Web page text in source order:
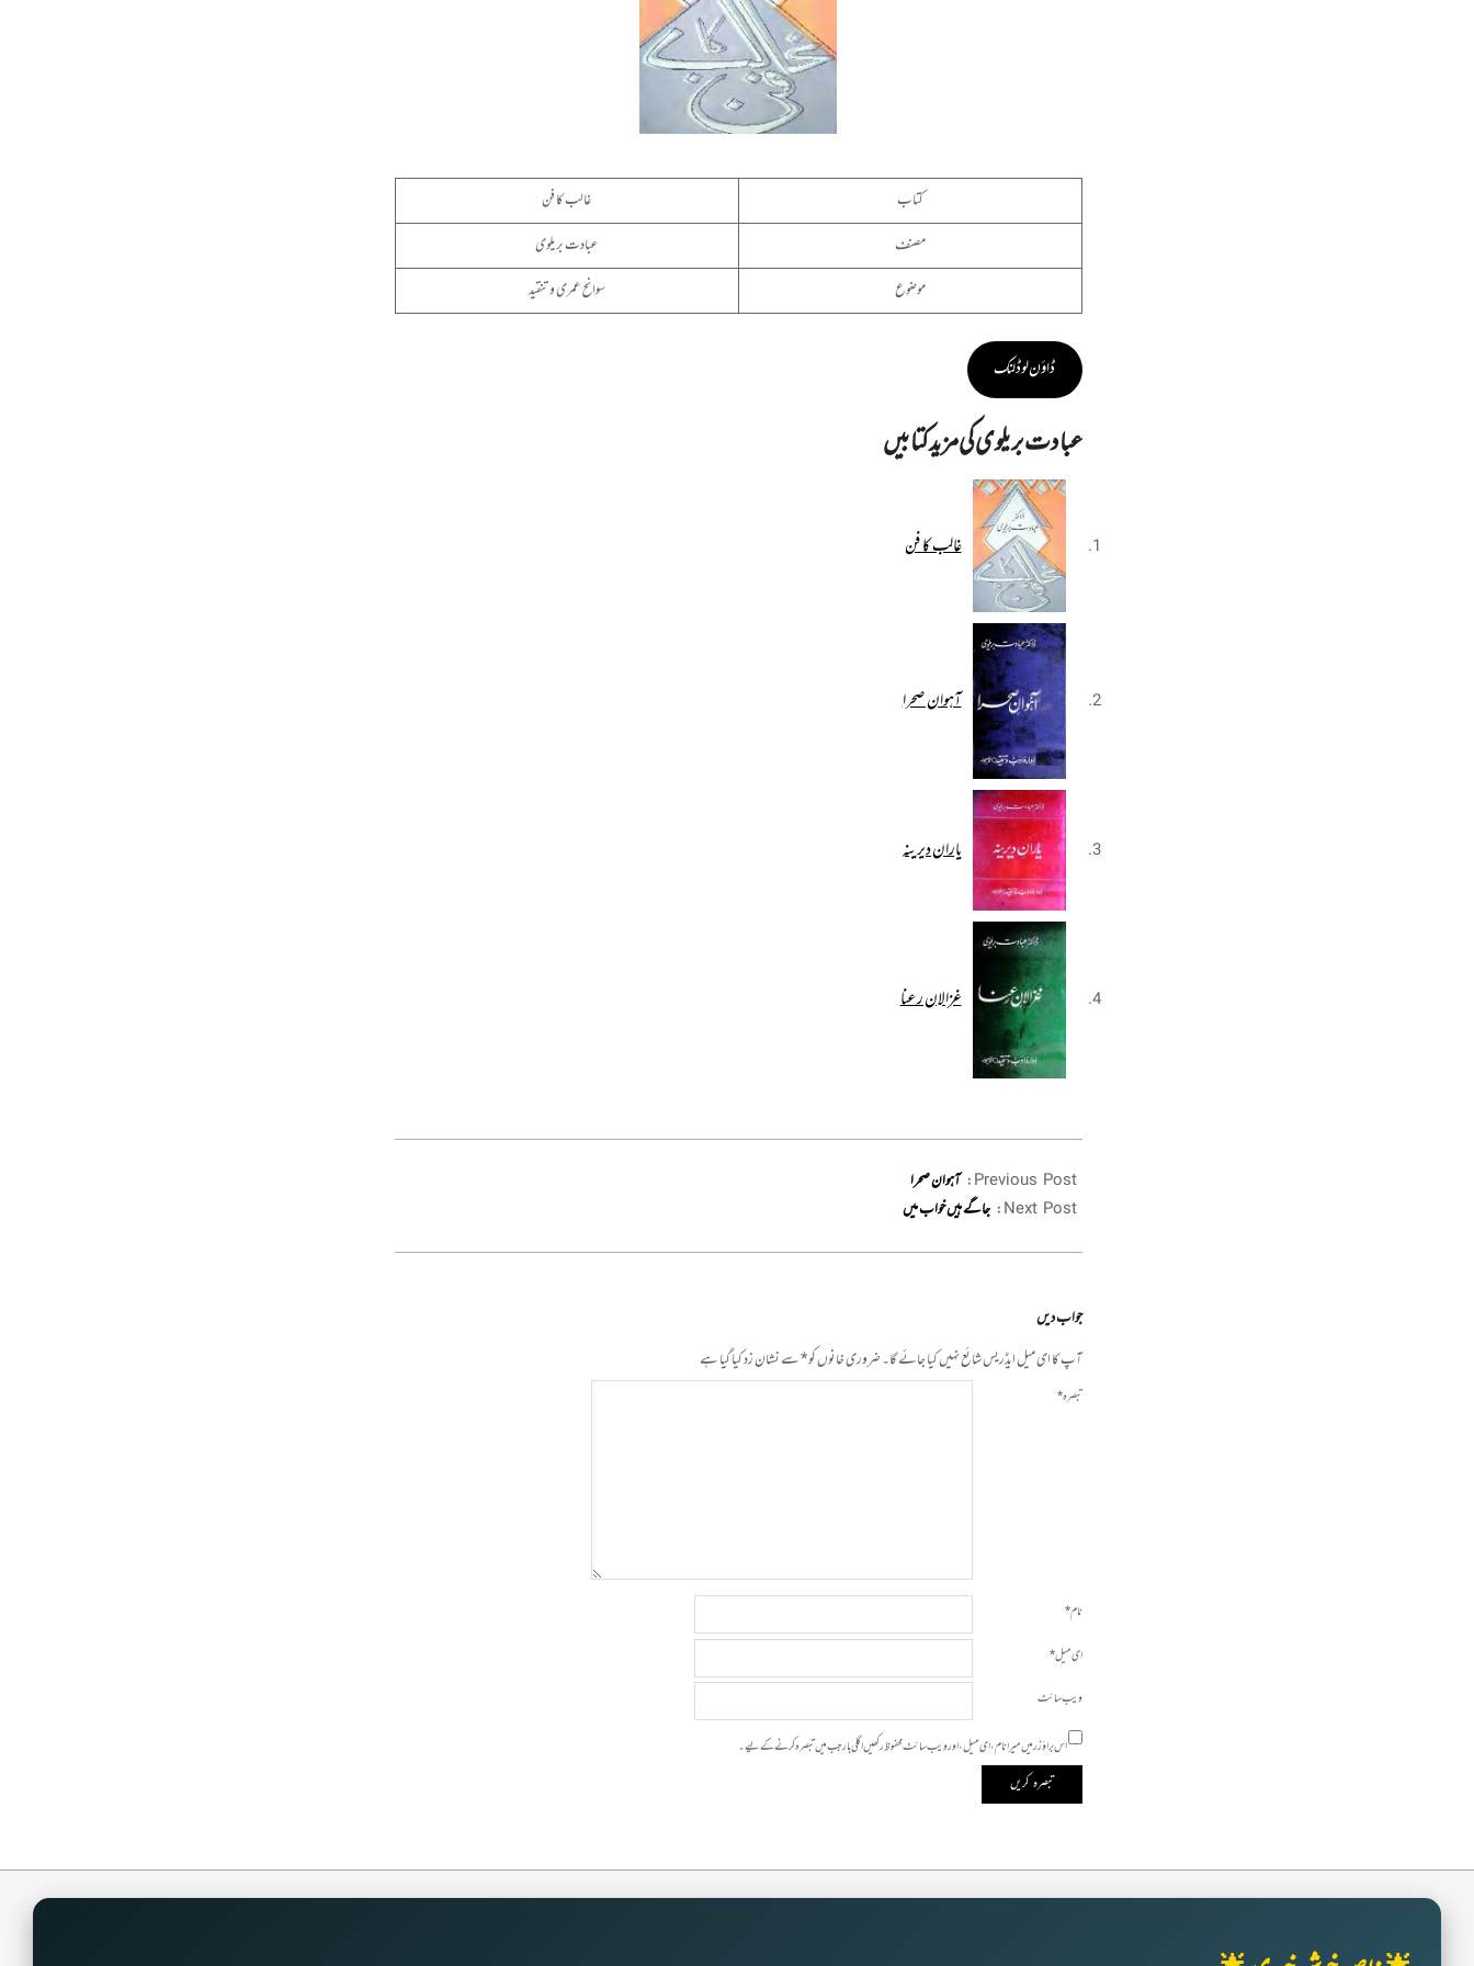
کتاب
غالب کا فن
مصنف
عبادت بریلوی
موضوع
سوانح عمری و تنقید
ڈاؤن لوڈ لنک
عبادت بریلوی کی مزید کتابیں
غالب کا فن
آہوان صحرا
یاران دیرینہ
غزالان رعنا
12-
19
Previous Post: آہوان صحرا
Next Post: جاگے ہیں خواب میں
جواب دیں
آپ کا ای میل ایڈریس شائع نہیں کیا جائے گا۔ضروری خانوں کو*سے نشان زد کیا گیا ہے
تبصرہ*
نام*
ای میل*
ویب‌ سائٹ
اس براؤزر میں میرا نام، ای میل، اور ویب سائٹ محفوظ رکھیں اگلی بار جب میں تبصرہ کرنے کےلیے۔